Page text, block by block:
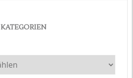
KATEGORIEN